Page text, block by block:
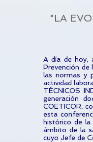
"LA
A día de hoy,
Prevención de
las normas y
actividad
TÉCNICOS
generación
COETICOR,
esta
histórico de
ámbito de la
cuyo Jefe de